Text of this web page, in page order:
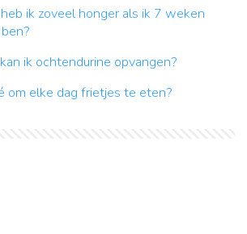
ik zoveel honger als ik 7 weken
ik ochtendurine opvangen?
om elke dag frietjes te eten?